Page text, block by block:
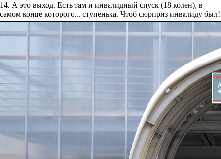
14. А это выход. Есть там и инвалидный спуск (18 колен), в
самом конце которого... ступенька. Чтоб сюрприз инвалиду был!